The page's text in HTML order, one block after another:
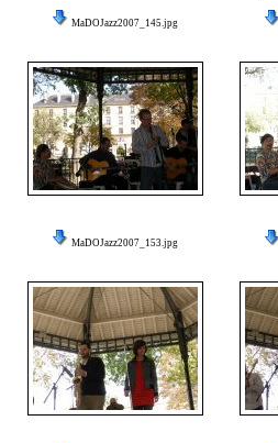
MaDOJazz2007_145.jpg
MaDOJazz2007_153.jpg